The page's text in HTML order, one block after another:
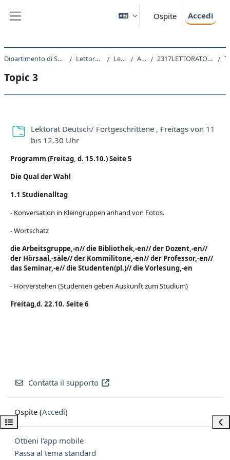
Ospite Accedi
Apri indice del corso
Dipartimento di Scienze Economiche, Aziendali, Matematiche e Statistiche Lettorati e altre attivita' didattiche Lettorati - Lettorati A.A. 2021 - 2022 2317LETTORATO - Lettorato di lingua tedesca (lessico specifico economico) 2021
Topic 3
Lektorat Deutsch/ Fortgeschrittene , Freitags von 11
bis 12.30 UhrCartella
Programm (Freitag, d. 15.10.) Seite 5
Die Qual der Wahl
1.1 Studienalltag
- Konversation in Kleingruppen anhand von Fotos.
- Wortschatz
die Arbeitsgruppe,-n//die Bibliothek,-en//der Dozent,-en//
der Hörsaal,-säle// der Kommilitone,-en// der Professor,-en//
das Seminar,-e// die Studenten(pl.)// die Vorlesung,-en
- Hörverstehen (Studenten geben Auskunft zum Studium)
Freitag,d. 22.10. Seite 6
Contatta il supporto
Ospite (Accedi)
Ottieni l'app mobile
Passa al tema standard